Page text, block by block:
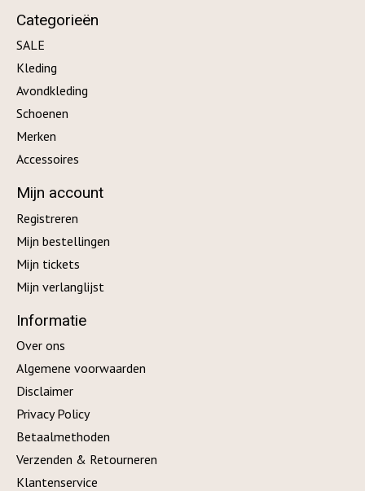
Categorieën
SALE
Kleding
Avondkleding
Schoenen
Merken
Accessoires
Mijn account
Registreren
Mijn bestellingen
Mijn tickets
Mijn verlanglijst
Informatie
Over ons
Algemene voorwaarden
Disclaimer
Privacy Policy
Betaalmethoden
Verzenden & Retourneren
Klantenservice